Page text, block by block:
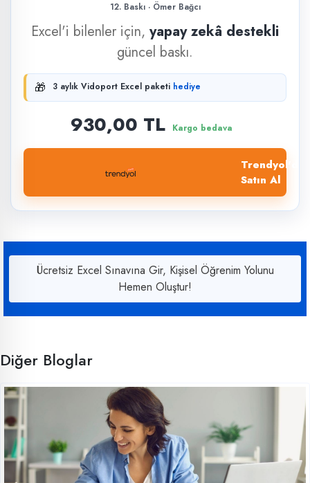
12. Baskı · Ömer Bağcı
Excel'i bilenler için, yapay zekâ destekli
güncel baskı.
🎁 3 aylık Vidoport Excel paketi hediye
930,00 TL Kargo bedava
Trendyol'dan
Satın Al
Ücretsiz Excel Sınavına Gir, Kişisel Öğrenim Yolunu
Hemen Oluştur!
Diğer Bloglar